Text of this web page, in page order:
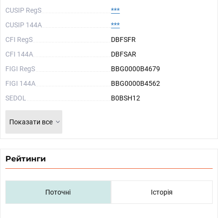
CUSIP RegS
***
CUSIP 144A
***
CFI RegS
DBFSFR
CFI 144A
DBFSAR
FIGI RegS
BBG0000B4679
FIGI 144A
BBG0000B4562
SEDOL
B0BSH12
Показати все
Рейтинги
Поточні Історія